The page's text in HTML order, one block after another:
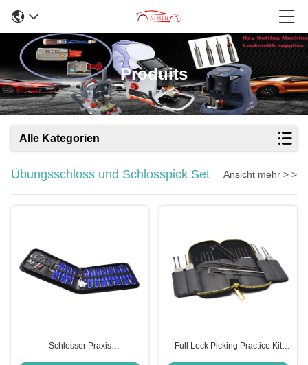
Produits
Alle Kategorien
Übungsschloss und Schlosspick Set Ansicht mehr > >
Schlosser Praxis
Full Lock Picking Practice Kit